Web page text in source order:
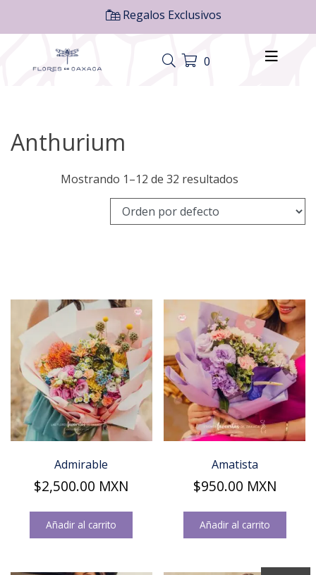
Regalos Exclusivos
0
Anthurium
Mostrando 1–12 de 32 resultados
Admirable
$2,500.00 MXN
Añadir al carrito
Amatista
$950.00 MXN
Añadir al carrito